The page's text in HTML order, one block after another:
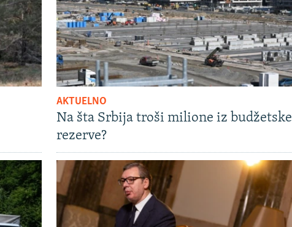
AKTUELNO
Na šta Srbija troši milione iz budžetske
rezerve?